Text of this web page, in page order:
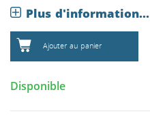
Plus d'information...
Ajouter au panier
Disponible